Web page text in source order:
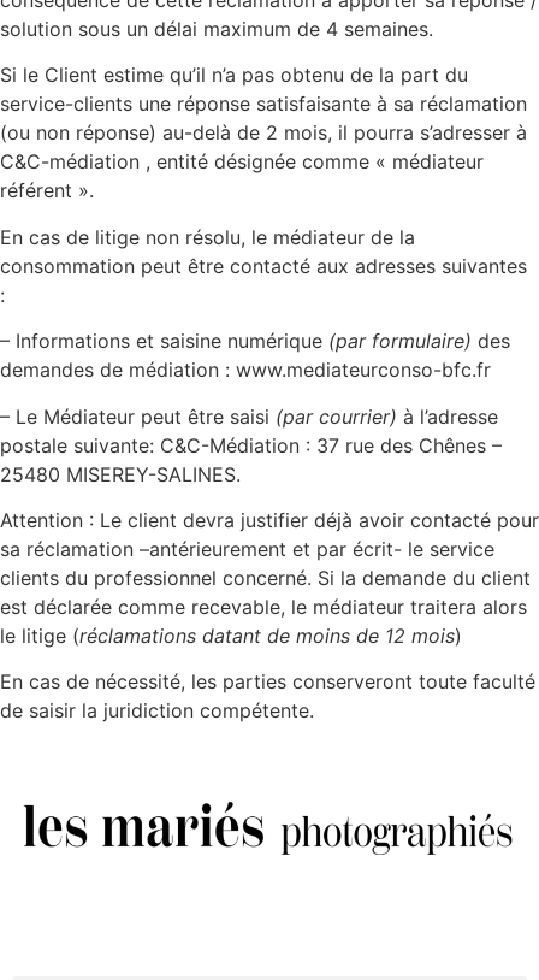
solution sous un délai maximum de 4 semaines.
Si le Client estime qu’il n’a pas obtenu de la part du
service-clients une réponse satisfaisante à sa réclamation
(ou non réponse) au-delà de 2 mois, il pourra s’adresser à
C&C-médiation , entité désignée comme « médiateur
référent ».
En cas de litige non résolu, le médiateur de la
consommation peut être contacté aux adresses suivantes
:
– Informations et saisine numérique (par formulaire) des
demandes de médiation : www.mediateurconso-bfc.fr
– Le Médiateur peut être saisi (par courrier) à l’adresse
postale suivante: C&C-Médiation : 37 rue des Chênes –
25480 MISEREY-SALINES.
Attention : Le client devra justifier déjà avoir contacté pour
sa réclamation –antérieurement et par écrit- le service
clients du professionnel concerné. Si la demande du client
est déclarée comme recevable, le médiateur traitera alors
le litige (réclamations datant de moins de 12 mois)
En cas de nécessité, les parties conserveront toute faculté
de saisir la juridiction compétente.